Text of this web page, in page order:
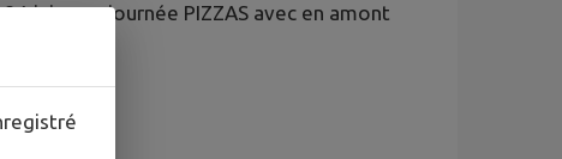
juin une journée PIZZAS avec en amont